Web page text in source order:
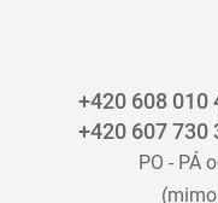
+420 608 010
+420 607 730
PO - PÁ